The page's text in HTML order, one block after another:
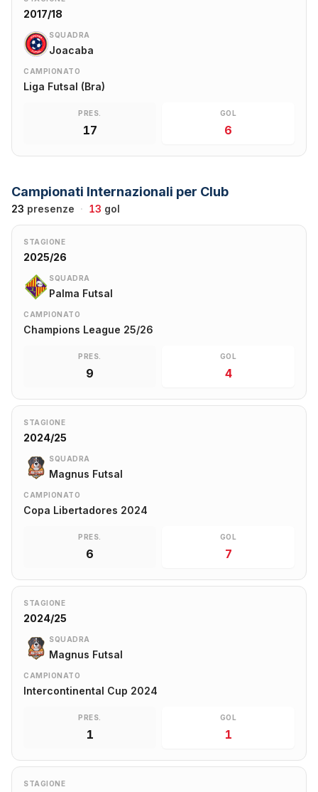
2017/18
SQUADRA
Joacaba
CAMPIONATO
Liga Futsal (Bra)
PRES.
17
GOL
6
Campionati Internazionali per Club
23 presenze · 13 gol
STAGIONE
2025/26
SQUADRA
Palma Futsal
CAMPIONATO
Champions League 25/26
PRES.
9
GOL
4
STAGIONE
2024/25
SQUADRA
Magnus Futsal
CAMPIONATO
Copa Libertadores 2024
PRES.
6
GOL
7
STAGIONE
2024/25
SQUADRA
Magnus Futsal
CAMPIONATO
Intercontinental Cup 2024
PRES.
1
GOL
1
STAGIONE